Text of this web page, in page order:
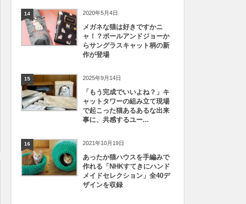
14 2020年5月4日
メガネな猫は好きですかニ
ャ！？ポールアンドジョーか
らサングラスキャット柄の新
作が登場
15 2025年9月14日
「もう完成でいいよね？」キ
ャットタワーの組み立て現場
で起こった猫あるあるな出来
事に、共感するユー...
16 2021年10月19日
あったか猫ハウスを手編みで
作れる「NHKすてきにハンド
メイドセレクション」全40デ
ザインを収録